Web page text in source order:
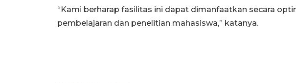
“Kami berharap fasilitas ini dapat dimanfaatkan secara
pembelajaran dan penelitian mahasiswa,” katanya.